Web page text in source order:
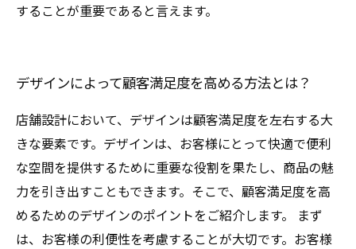
することが重要であると言えます。
デザインによって顧客満足度を高める方法とは？
店舗設計において、デザインは顧客満足度を左右する大
きな要素です。デザインは、お客様にとって快適で便利
な空間を提供するために重要な役割を果たし、商品の魅
力を引き出すこともできます。そこで、顧客満足度を高
めるためのデザインのポイントをご紹介します。 まず
は、お客様の利便性を考慮することが大切です。お客様